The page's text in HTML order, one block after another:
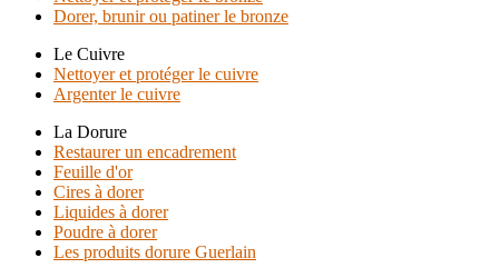
Dorer, brunir ou patiner le bronze
Le Cuivre
Nettoyer et protéger le cuivre
Argenter le cuivre
La Dorure
Restaurer un encadrement
Feuille d'or
Cires à dorer
Liquides à dorer
Poudre à dorer
Les produits dorure Guerlain